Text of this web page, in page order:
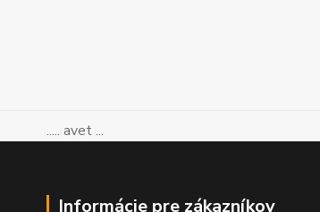
..... avet ...
Informácie pre zákazníkov